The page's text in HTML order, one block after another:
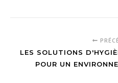
LES SOLUTIONS
POUR UN